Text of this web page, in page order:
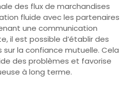
des flux de marchandises
fluide avec les partenaires
une communication
il est possible d’établir des
la confiance mutuelle. Cela
des problèmes et favorise
à long terme.